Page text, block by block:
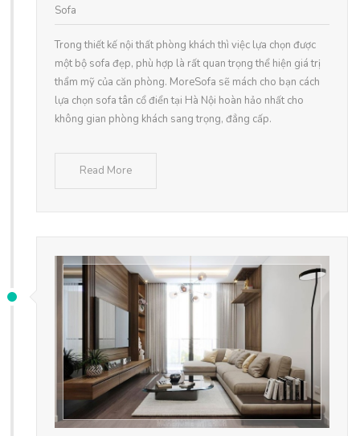
Sofa
Trong thiết kế nội thất phòng khách thì việc lựa chọn được
một bộ sofa đẹp, phù hợp là rất quan trọng thể hiện giá trị
thẩm mỹ của căn phòng. MoreSofa sẽ mách cho bạn cách
lựa chọn sofa tân cổ điển tại Hà Nội hoàn hảo nhất cho
không gian phòng khách sang trọng, đẳng cấp.
Read More